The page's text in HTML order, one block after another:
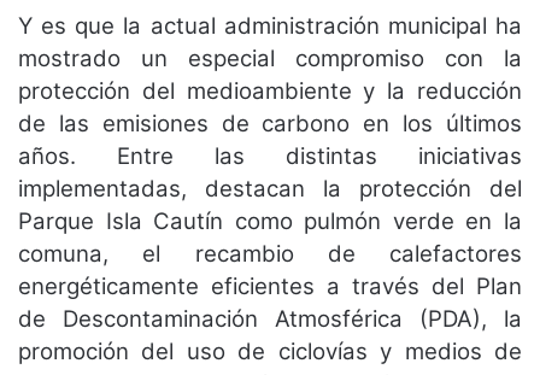
Y es que la actual administración municipal ha
mostrado un especial compromiso con la
protección del medioambiente y la reducción
de las emisiones de carbono en los últimos
años. Entre las distintas iniciativas
implementadas, destacan la protección del
Parque Isla Cautín como pulmón verde en la
comuna, el recambio de calefactores
energéticamente eficientes a través del Plan
de Descontaminación Atmosférica (PDA), la
promoción del uso de ciclovías y medios de